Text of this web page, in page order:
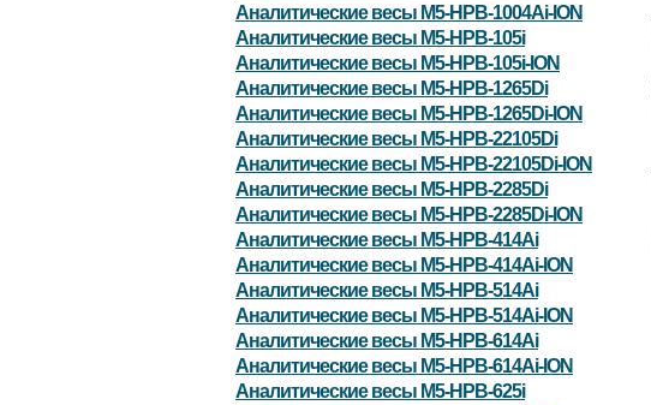
Аналитические весы M5-HPB-1004Ai-ION
Аналитические весы M5-HPB-105i
Аналитические весы M5-HPB-105i-ION
Аналитические весы M5-HPB-1265Di
Аналитические весы M5-HPB-1265Di-ION
Аналитические весы M5-HPB-22105Di
Аналитические весы M5-HPB-22105Di-ION
Аналитические весы M5-HPB-2285Di
Аналитические весы M5-HPB-2285Di-ION
Аналитические весы M5-HPB-414Ai
Аналитические весы M5-HPB-414Ai-ION
Аналитические весы M5-HPB-514Ai
Аналитические весы M5-HPB-514Ai-ION
Аналитические весы M5-HPB-614Ai
Аналитические весы M5-HPB-614Ai-ION
Аналитические весы M5-HPB-625i